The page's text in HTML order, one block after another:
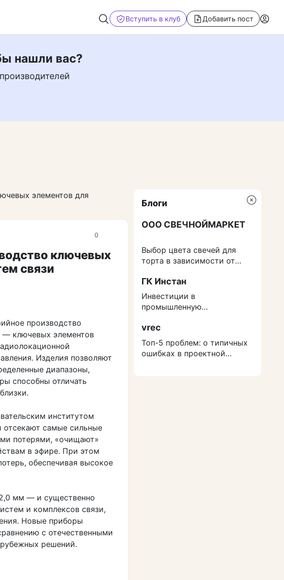
нашли вас?
Вступить в клуб Добавить пост
элементов для
0
ключевых
связи
производство
— ключевых элементов
Изделия позволяют
диапазоны,
способны отличать
институтом
самые сильные
потерями, «очищают»
в эфире. При этом
обеспечивая высокое
мм — и существенно
и комплексов связи,
Новые приборы
с отечественными
решений.
Блоги
ООО СВЕЧНОЙМАРКЕТ
Выбор цвета свечей для
торта в зависимости от
ГК Инстан
Инвестиции в
промышленную
защититься от роста
расходов на строительство
vrec
Топ-5 проблем: о типичных
ошибках в проектной